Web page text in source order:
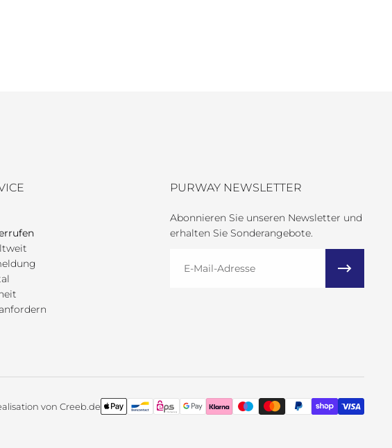
PURWAY NEWSLETTER
Abonnieren Sie unseren Newsletter und
erhalten Sie Sonderangebote.
von Creeb.de